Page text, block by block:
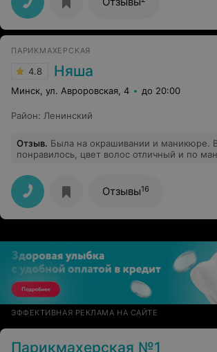
ПАРИКМАХЕРСКАЯ
4.8 Няша
Минск, ул. Авроровская, 4 до 20:00
Район: Ленинский
Отзыв. Была на окрашивании и маникюре.
понравилось, цвет волос отличный и по
Отзывы16
ЭФФЕКТИВНАЯ РЕКЛАМА НА САЙТЕ
Парикмахерская №1